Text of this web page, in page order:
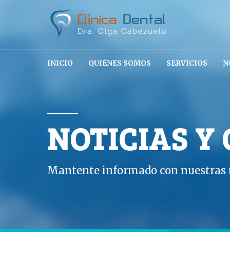
INICIO QUIÉNES SOMOS SERVICIOS
NOTICIAS Y
Mantente informado con nuestras